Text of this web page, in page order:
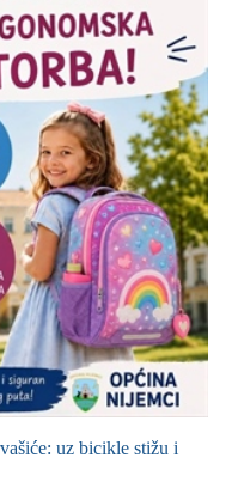
uz bicikle stižu i